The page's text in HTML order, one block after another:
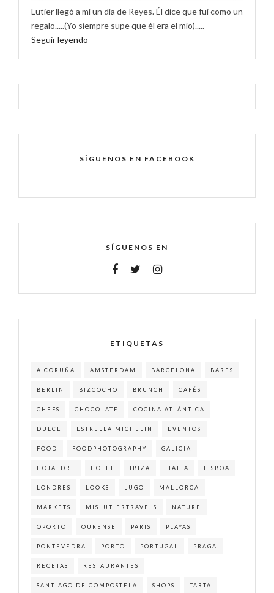
Lutier llegó a mí un día de Reyes. Él dice que fui como un
regalo.....(Yo siempre supe que él era el mío).....
Seguir leyendo
SÍGUENOS EN FACEBOOK
SÍGUENOS EN
ETIQUETAS
A CORUÑA AMSTERDAM BARCELONA BARES
BERLIN BIZCOCHO BRUNCH CAFÉS
CHEFS CHOCOLATE COCINA ATLÁNTICA
DULCE ESTRELLA MICHELIN EVENTOS
FOOD FOODPHOTOGRAPHY GALICIA
HOJALDRE HOTEL IBIZA ITALIA LISBOA
LONDRES LOOKS LUGO MALLORCA
MARKETS MISLUTIERTRAVELS NATURE
OPORTO OURENSE PARIS PLAYAS
PONTEVEDRA PORTO PORTUGAL PRAGA
RECETAS RESTAURANTES
SANTIAGO DE COMPOSTELA SHOPS TARTA